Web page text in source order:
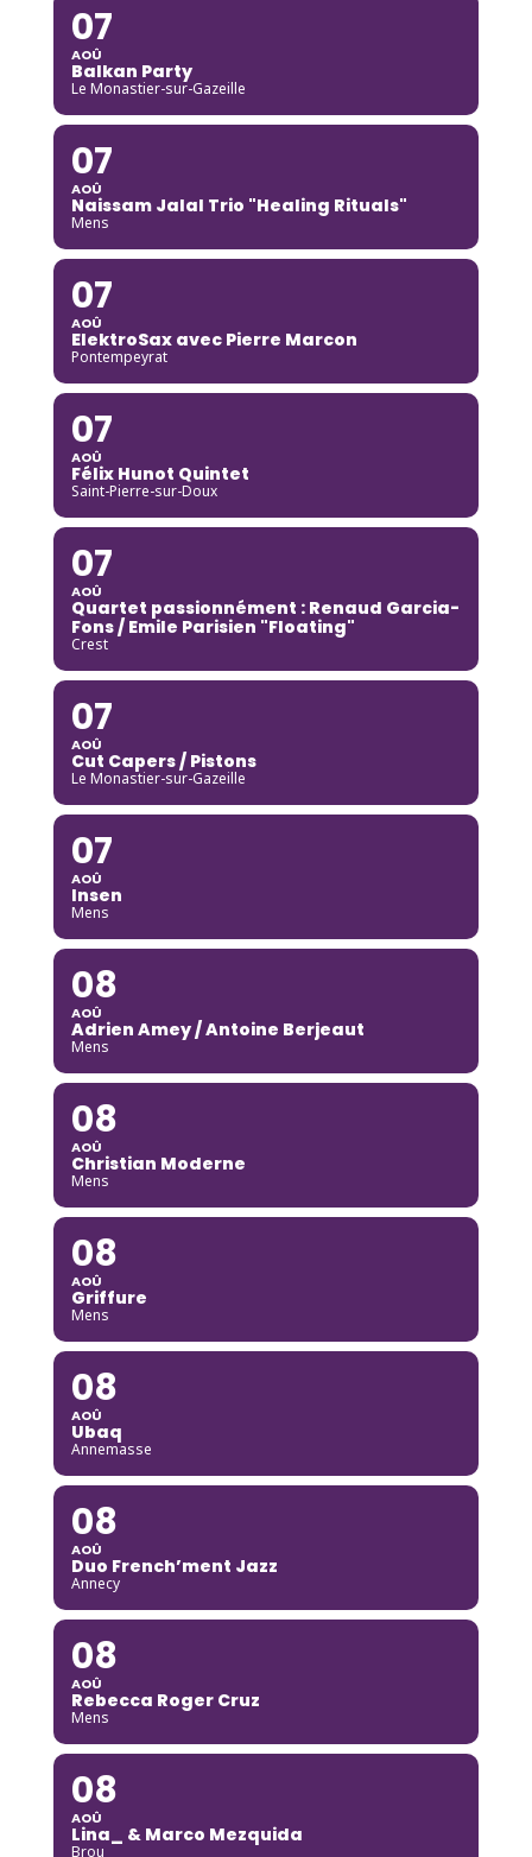
07
AOÛ
Balkan Party
Le Monastier-sur-Gazeille
07
AOÛ
Naissam Jalal Trio "Healing Rituals"
Mens
07
AOÛ
ElektroSax avec Pierre Marcon
Pontempeyrat
07
AOÛ
Félix Hunot Quintet
Saint-Pierre-sur-Doux
07
AOÛ
Quartet passionnément : Renaud Garcia-
Fons / Emile Parisien "Floating"
Crest
07
AOÛ
Cut Capers / Pistons
Le Monastier-sur-Gazeille
07
AOÛ
Insen
Mens
08
AOÛ
Adrien Amey / Antoine Berjeaut
Mens
08
AOÛ
Christian Moderne
Mens
08
AOÛ
Griffure
Mens
08
AOÛ
Ubaq
Annemasse
08
AOÛ
Duo French’ment Jazz
Annecy
08
AOÛ
Rebecca Roger Cruz
Mens
08
AOÛ
Lina_ & Marco Mezquida
Brou